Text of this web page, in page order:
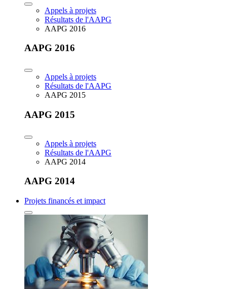
Appels à projets
Résultats de l'AAPG
AAPG 2016
AAPG 2016
Appels à projets
Résultats de l'AAPG
AAPG 2015
AAPG 2015
Appels à projets
Résultats de l'AAPG
AAPG 2014
AAPG 2014
Projets financés et impact